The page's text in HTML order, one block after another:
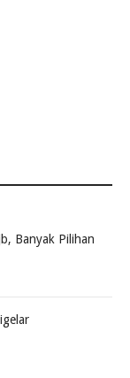
Banyak Pilihan